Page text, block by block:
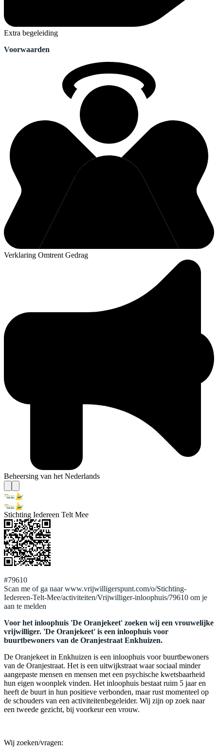
Extra begeleiding
Voorwaarden
Verklaring Omtrent Gedrag
Beheersing van het Nederlands
Stichting Iedereen Telt Mee
#79610
Scan me of ga naar www.vrijwilligerspunt.com/o/Stichting-
Iedereen-Telt-Mee/activiteiten/Vrijwilliger-inloophuis/79610 om je
aan te melden
Voor het inloophuis 'De Oranjekeet' zoeken wij een vrouwelijke
vrijwilliger. 'De Oranjekeet' is een inloophuis voor
buurtbewoners van de Oranjestraat Enkhuizen.
De Oranjekeet in Enkhuizen is een inloophuis voor buurtbewoners
van de Oranjestraat. Het is een uitwijkstraat waar sociaal minder
aangepaste mensen en mensen met een psychische kwetsbaarheid
hun eigen woonplek vinden. Het inloophuis bestaat ruim 5 jaar en
heeft de buurt in hun positieve verbonden, maar rust momenteel op
de schouders van een activiteitenbegeleider. Wij zijn op zoek naar
een tweede gezicht, bij voorkeur een vrouw.
Wij zoeken/vragen: